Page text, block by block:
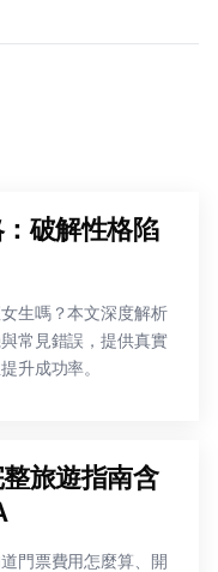
破解性格陷
生嗎？本文深度解析
常見錯誤，提供真實
升成功率。
旅遊指南含
門票費用怎麼算、開